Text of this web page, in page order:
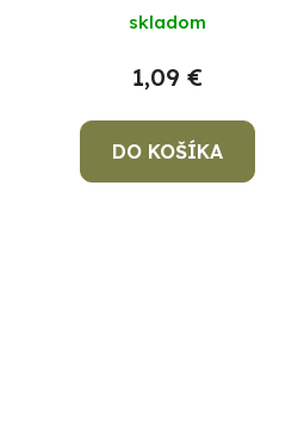
skladom
1,09 €
DO KOŠÍKA